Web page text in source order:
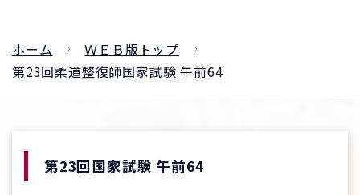
ホーム
ＷＥＢ版トップ
第23回柔道整復師国家試験 午前64
第23回国家試験 午前64